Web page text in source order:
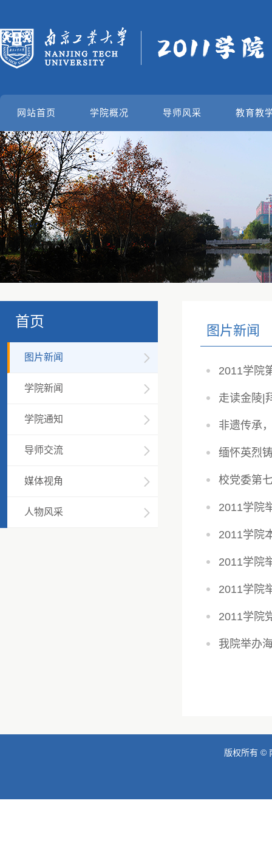
网站首页 学院概况 导师风采 教育教
首页
图片新闻
学院新闻
学院通知
导师交流
媒体视角
人物风采
图片新闻
2011学院
走读金陵|
非遗传承
缅怀英烈
校党委第
2011学院
2011学院
2011学院
2011学院
2011学院
我院举办
版权所有 ©